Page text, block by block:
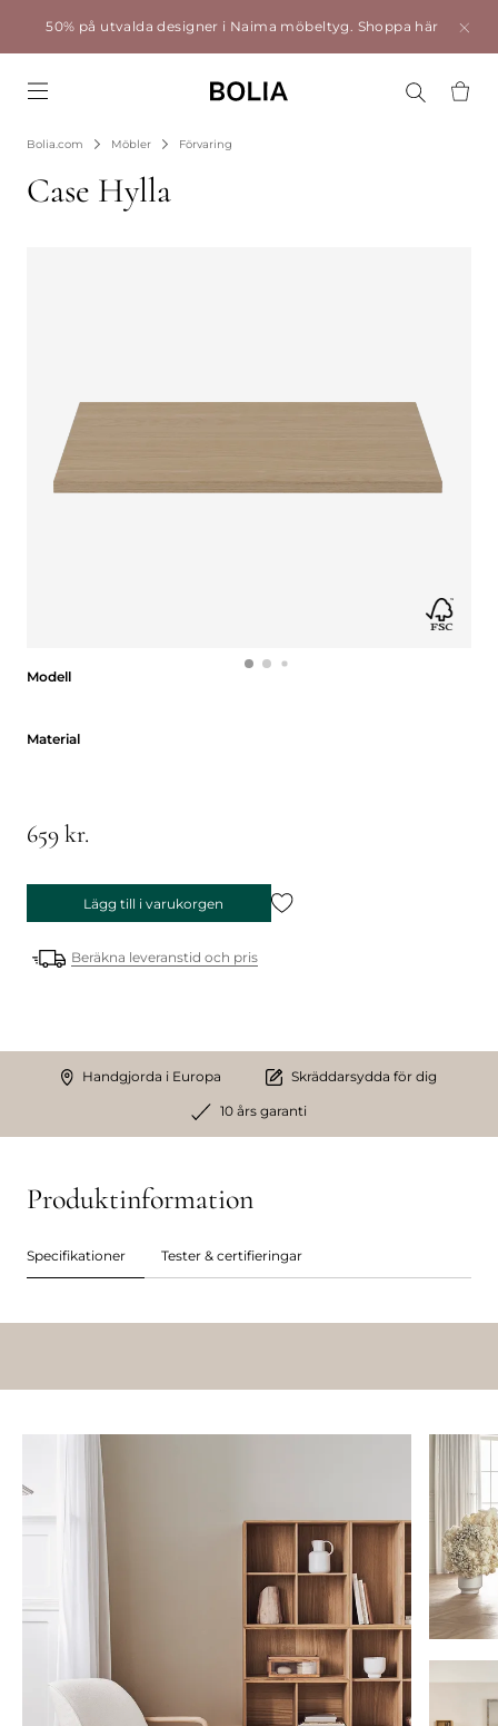
50% på utvalda designer i Naima möbeltyg. Shoppa här
Bolia.com Möbler Förvaring
Case Hylla
Modell
Material
659 kr.
Lägg till i varukorgen
Beräkna leveranstid och pris
Handgjorda i Europa Skräddarsydda för dig
10 års garanti
Produktinformation
Specifikationer Tester & certifieringar